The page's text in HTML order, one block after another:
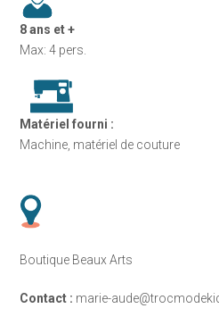
8 ans et +
Max: 4 pers.
Matériel fourni :
Machine, matériel de couture
Boutique Beaux Arts
Contact : marie-